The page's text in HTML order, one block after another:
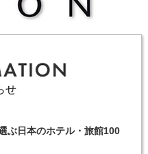
せ
ぶ日本のホテル・旅館100